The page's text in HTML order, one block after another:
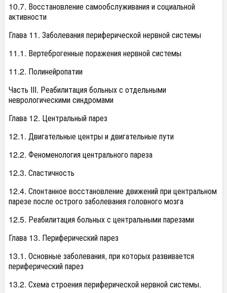
10.7. Восстановление самообслуживания и социальной
активности
Глава 11. Заболевания периферической нервной системы
11.1. Вертеброгенные поражения нервной системы
11.2. Полинейропатии
Часть III. Реабилитация больных с отдельными
неврологическими синдромами
Глава 12. Центральный парез
12.1. Двигательные центры и двигательные пути
12.2. Феноменология центрального пареза
12.3. Спастичность
12.4. Спонтанное восстановление движений при центральном
парезе после острого заболевания головного мозга
12.5. Реабилитация больных с центральными парезами
Глава 13. Периферический парез
13.1. Основные заболевания, при которых развивается
периферический парез
13.2. Схема строения периферической нервной системы.